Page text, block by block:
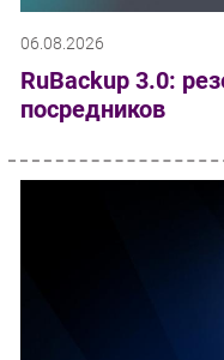
06.08.2026
RuBackup 3.0:
посредников